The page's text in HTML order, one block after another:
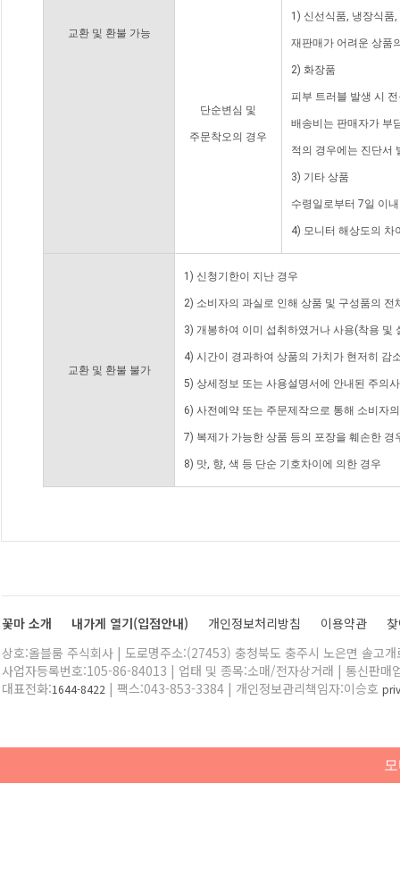
교환 및 환불 가능
단순변심 및
주문착오의 경우
1) 신선식품, 냉장식품
재판매가 어려운 상품
2) 화장품
피부 트러블 발생 시
배송비는 판매자가 부
적의 경우에는 진단서
3) 기타 상품
수령일로부터 7일 이
4) 모니터 해상도의 차
교환 및 환불 불가
1) 신청기한이 지난 경우
2) 소비자의 과실로 인해 상품 및 구성품의
3) 개봉하여 이미 섭취하였거나 사용(착용 및
4) 시간이 경과하여 상품의 가치가 현저히 감
5) 상세정보 또는 사용설명서에 안내된 주의
6) 사전예약 또는 주문제작으로 통해 소비자
7) 복제가 가능한 상품 등의 포장을 훼손한 경
8) 맛, 향, 색 등 단순 기호차이에 의한 경우
꽃마 소개 내가게 열기(입점안내) 개인정보처리방침 이용약관
상호:올블룸 주식회사 | 도로명주소:(27453) 충청북도 충주시 노은면 솔고
사업자등록번호:105-86-84013 | 업태 및 종목:소매/전자상거래 | 통신판매
대표전화:1644-8422 | 팩스:043-853-3384 | 개인정보관리책임자:이승호